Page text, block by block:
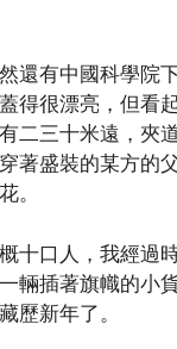
還有中國科學院
得很漂亮，但看
二三十米遠，夾
著盛裝的某方的
。
十口人，我經過
輛插著旗幟的小
歷新年了。